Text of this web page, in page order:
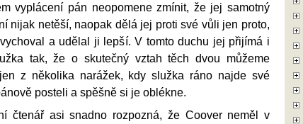
vyplácení pán neopomene zmínit, že jej samotný
nijak netěší, naopak dělá jej proti své vůli jen proto,
a udělal ji lepší. V tomto duchu jej přijímá i
tak, že o skutečný vztah těch dvou můžeme
z několika narážek, kdy služka ráno najde své
posteli a spěšně si je oblékne.
čtenář asi snadno rozpozná, že Coover neměl v